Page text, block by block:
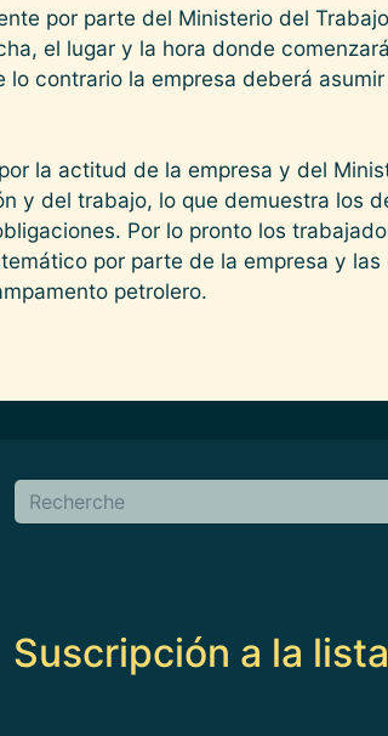
por parte del Ministerio del
el lugar y la hora donde
contrario la empresa deberá
la actitud de la empresa y del
y del trabajo, lo que demuestra los
Por lo pronto los
por parte de la empresa y
petrolero.
Buscar
Suscripción a la